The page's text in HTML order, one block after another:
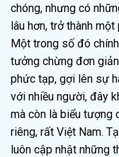
chóng, nhưng có
lâu hơn, trở thành
Một trong số đó
tưởng chừng đơn
phức tạp, gợi lên sự
với nhiều người, đây
mà còn là biểu tượng
riêng, rất Việt Nam.
luôn cập nhật những